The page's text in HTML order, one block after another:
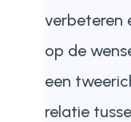
verbeteren
op de
een
relatie